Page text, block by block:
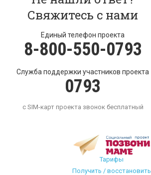
Свяжитесь с нами
Единый телефон проекта
8-800-550-0793
Служба поддержки участников проекта
0793
с SIM-карт проекта звонок бесплатный
Тарифы
Получить / восстановить